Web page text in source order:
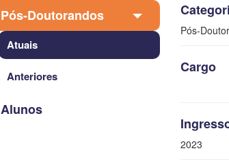
Pós-Doutorandos
Atuais
Anteriores
Alunos
Pós-
Cargo
2023